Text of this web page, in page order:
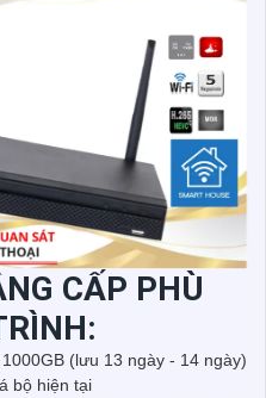
CẤP PHÙ
(lưu 13 ngày - 14 ngày)
bộ hiện tại